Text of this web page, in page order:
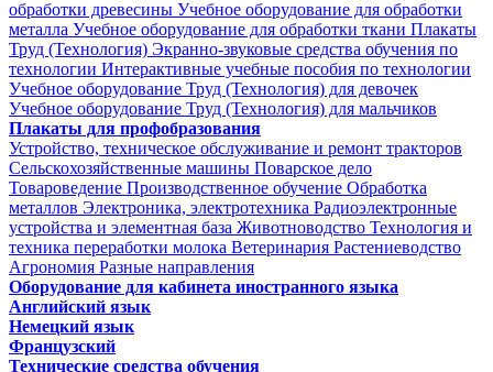
обработки древесины Учебное оборудование для обработки
металла Учебное оборудование для обработки ткани Плакаты
Труд (Технология) Экранно-звуковые средства обучения по
технологии Интерактивные учебные пособия по технологии
Учебное оборудование Труд (Технология) для девочек
Учебное оборудование Труд (Технология) для мальчиков
Плакаты для профобразования
Устройство, техническое обслуживание и ремонт тракторов
Сельскохозяйственные машины Поварское дело
Товароведение Производственное обучение Обработка
металлов Электроника, электротехника Радиоэлектронные
устройства и элементная база Животноводство Технология и
техника переработки молока Ветеринария Растениеводство
Агрономия Разные направления
Оборудование для кабинета иностранного языка
Английский язык
Немецкий язык
Французский
Технические средства обучения